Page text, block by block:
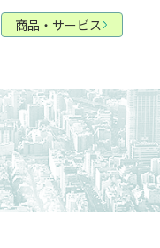
商品・サービス